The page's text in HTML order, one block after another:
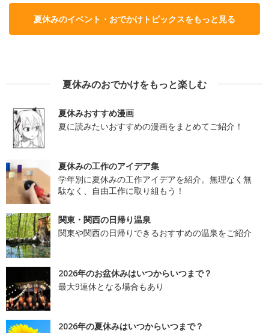
夏休みのイベント・おでかけトピックスをもっと見る
夏休みのおでかけをもっと楽しむ
夏休みおすすめ漫画
夏に読みたいおすすめの漫画をまとめてご紹介！
夏休みの工作のアイデア集
学年別に夏休みの工作アイデアを紹介。無理なく無
駄なく、自由工作に取り組もう！
関東・関西の日帰り温泉
関東や関西の日帰りできるおすすめの温泉をご紹介
2026年のお盆休みはいつからいつまで？
最大9連休となる場合もあり
2026年の夏休みはいつからいつまで？